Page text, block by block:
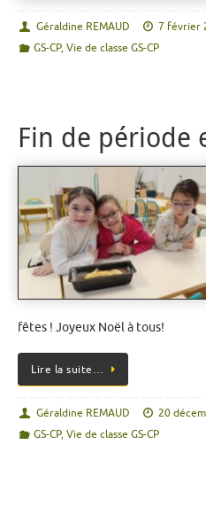
Géraldine REMAUD
7 février
GS-CP,Vie de classe GS-CP
Fin de période
fêtes ! Joyeux Noël à tous!
Lire la suite…
Géraldine REMAUD
20
GS-CP,Vie de classe GS-CP